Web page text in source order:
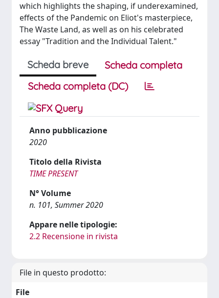
which highlights the shaping, if underexamined,
effects of the Pandemic on Eliot's masterpiece,
The Waste Land, as well as on his celebrated
essay "Tradition and the Individual Talent."
Scheda breve
Scheda completa
Scheda completa (DC)
Anno pubblicazione
2020
Titolo della Rivista
TIME PRESENT
N° Volume
n. 101, Summer 2020
Appare nelle tipologie:
2.2 Recensione in rivista
File in questo prodotto:
File